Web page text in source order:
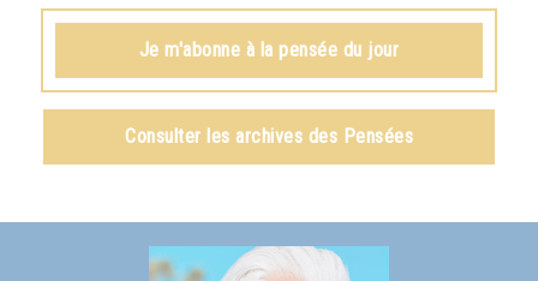
là ce que vous aurez obtenu sera tellement stable que personne ne
pourra vous l’enlever. » Et vous devez savoir que tout ce que l'on
obtient par des procédés magiques – il est vrai qu'il en existe d'une
certaine efficacité – ne peut jamais être définitif. Peu de temps après,
dedans par des efforts personnels.
Je m'abonne à la pensée du jour
Consulter les archives des Pensées